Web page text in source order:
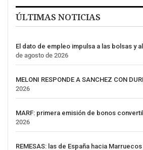
ÚLTIMAS NOTICIAS
El dato de empleo impulsa a las bolsas y
de agosto de 2026
MELONI RESPONDE A SANCHEZ CON
2026
MARF: primera emisión de bonos
2026
REMESAS: las de España hacia